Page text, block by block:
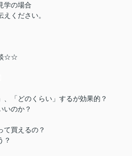
学の場合
ください。
☆☆
、「どのくらい」するが効果的？
いのか？
て買えるの？
？